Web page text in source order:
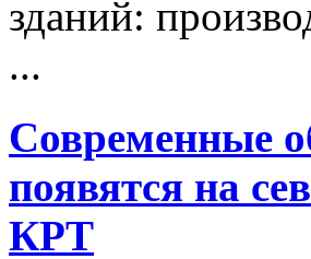
зданий:
...
Современные
появятся на
КРТ